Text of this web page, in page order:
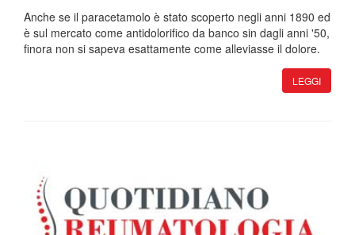
Anche se il paracetamolo è stato scoperto negli anni 1890 ed
è sul mercato come antidolorifico da banco sin dagli anni '50,
finora non si sapeva esattamente come alleviasse il dolore.
LEGGI